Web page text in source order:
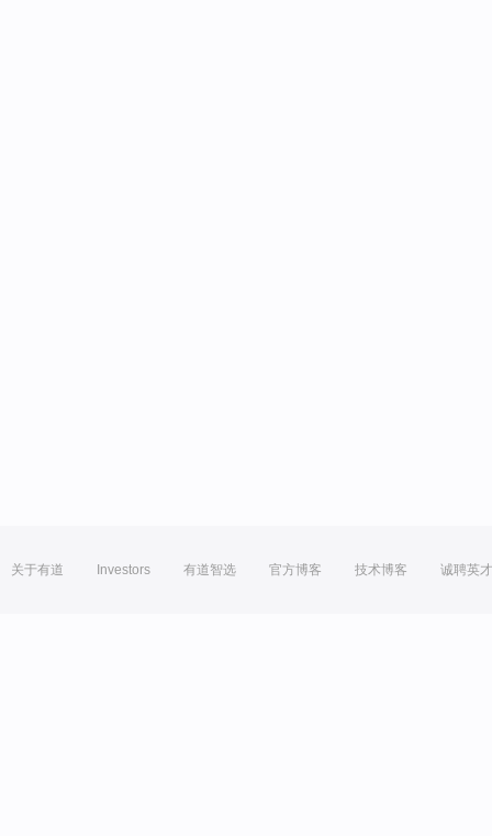
关于有道 Investors 有道智选 官方博客 技术博客 诚聘英才